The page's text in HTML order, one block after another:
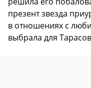
презент звезда
в отношениях с
выбрала для